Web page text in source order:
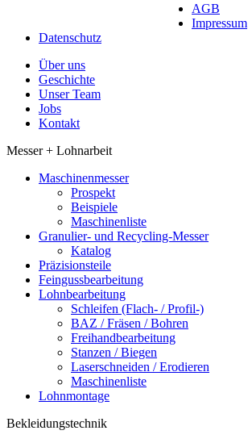
AGB
Impressum
Datenschutz
Über uns
Geschichte
Unser Team
Jobs
Kontakt
Messer + Lohnarbeit
Maschinenmesser
Prospekt
Beispiele
Maschinenliste
Granulier- und Recycling-Messer
Katalog
Präzisionsteile
Feingussbearbeitung
Lohnbearbeitung
Schleifen (Flach- / Profil-)
BAZ / Fräsen / Bohren
Freihandbearbeitung
Stanzen / Biegen
Laserschneiden / Erodieren
Maschinenliste
Lohnmontage
Bekleidungstechnik